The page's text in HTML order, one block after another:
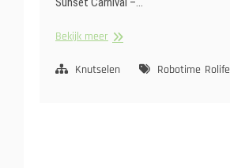
Bekijk meer Knutsels
Maart
Knutselen Robotime Rolife